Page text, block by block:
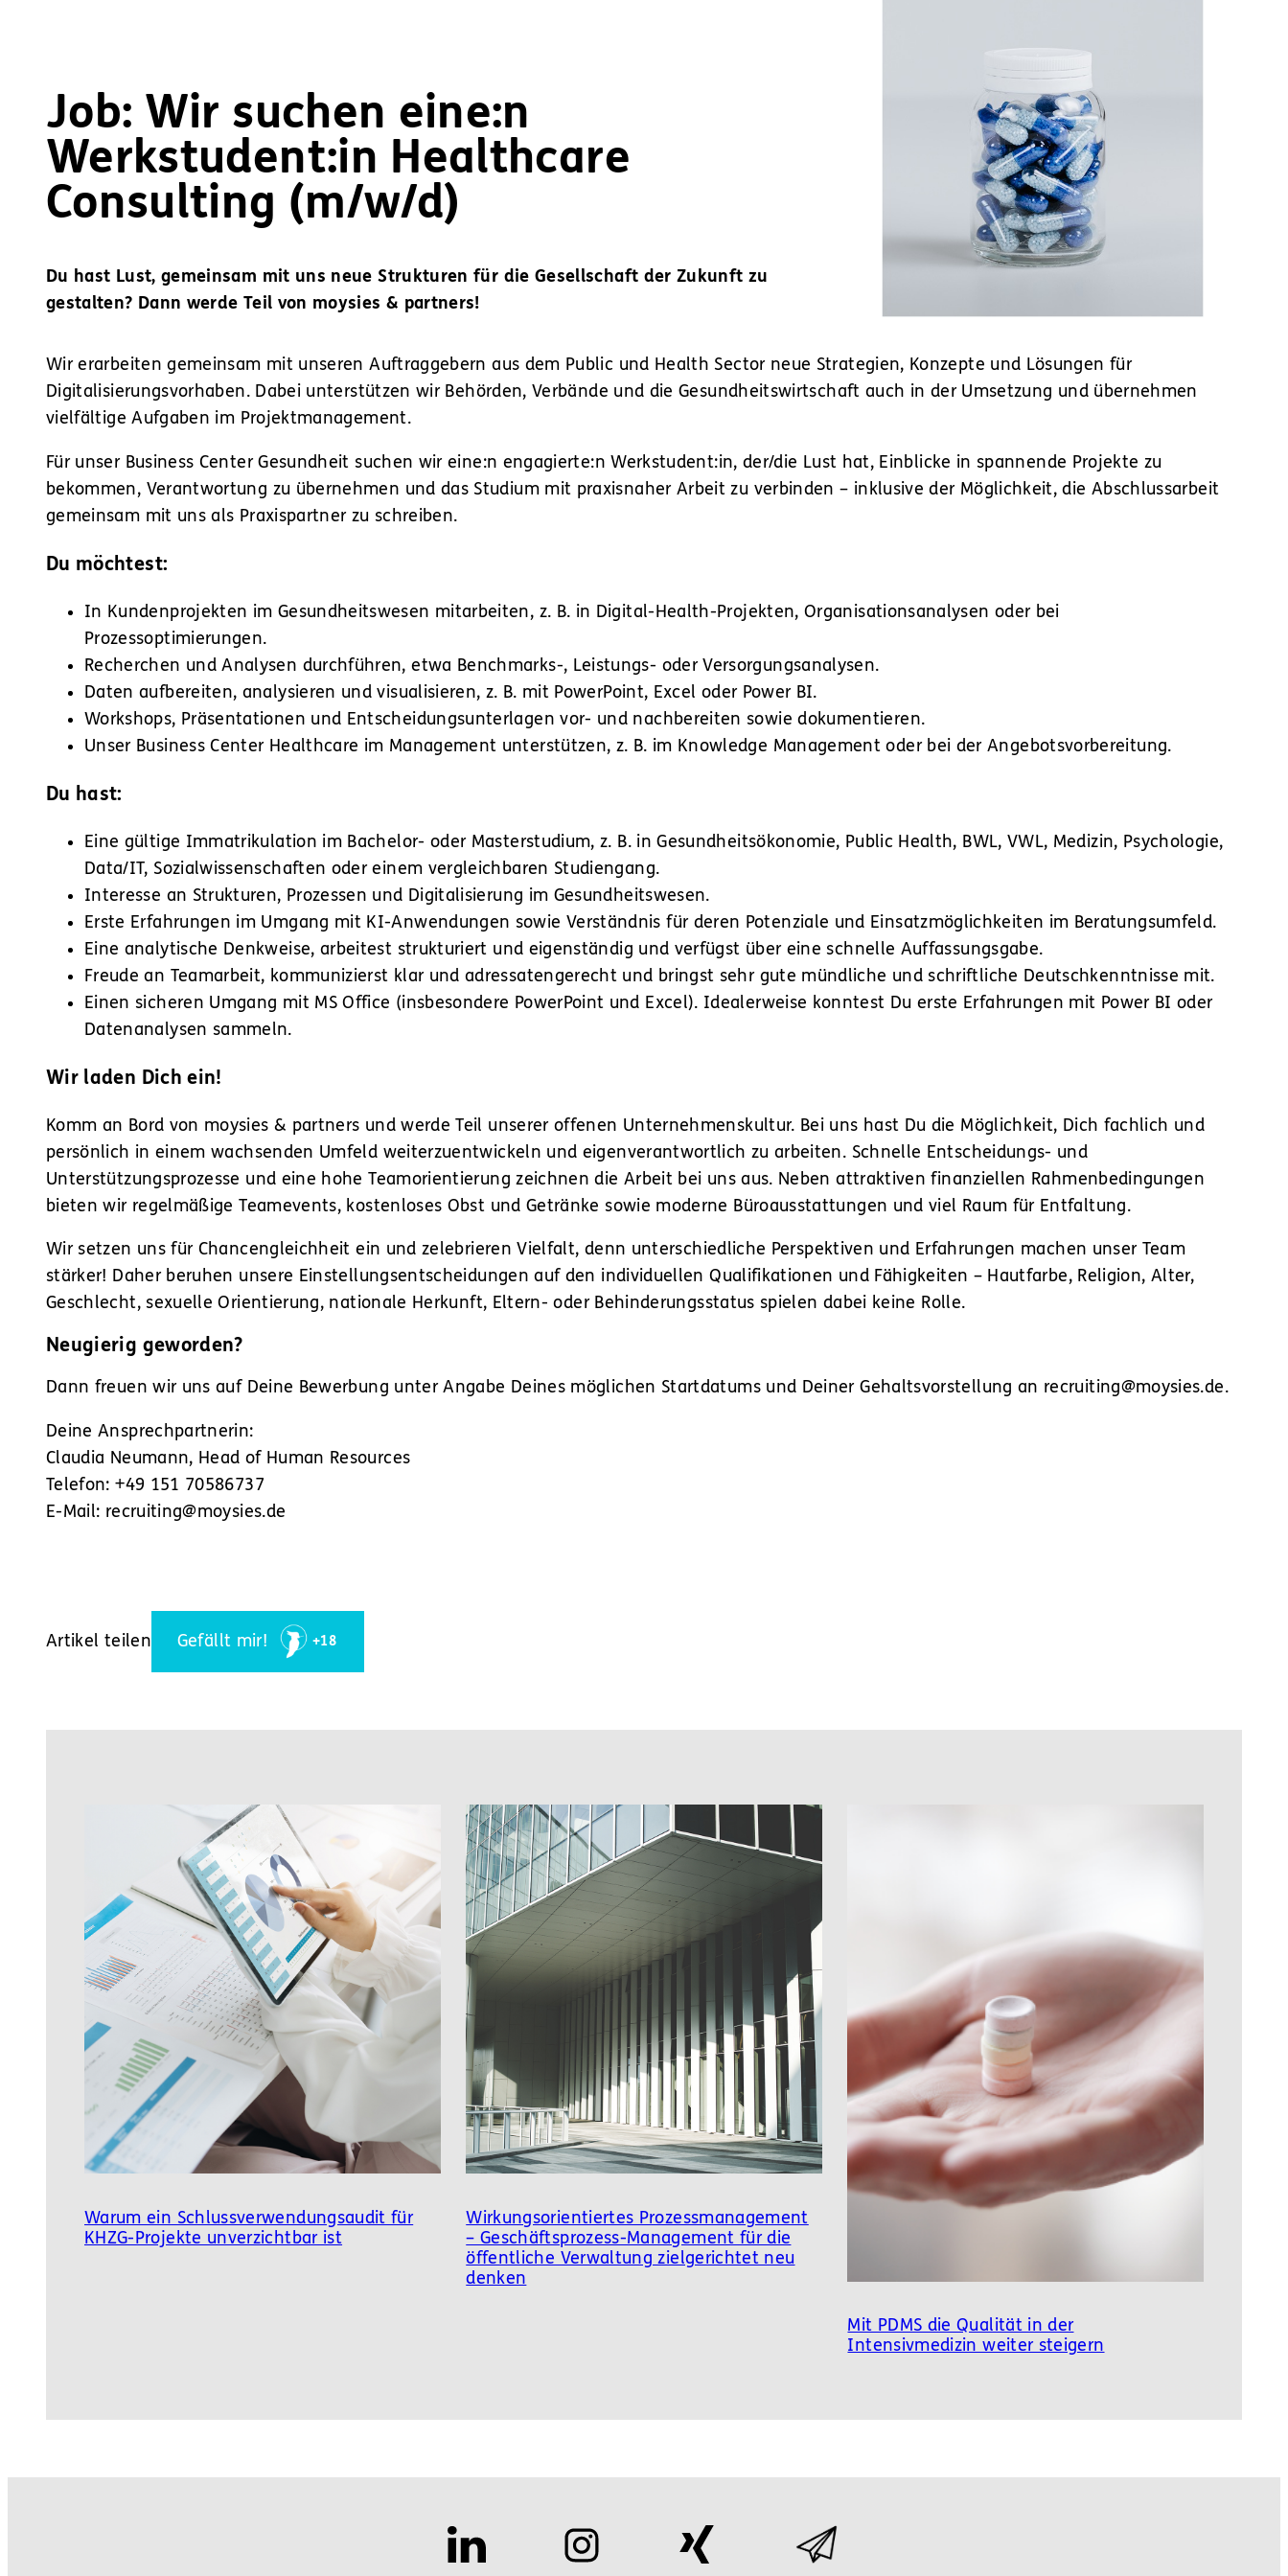
Job: Wir suchen eine:n
Werkstudent:in Healthcare
Consulting (m/w/d)
Du hast Lust, gemeinsam mit uns neue Strukturen für die Gesellschaft der Zukunft zu
gestalten? Dann werde Teil von moysies & partners!
Wir erarbeiten gemeinsam mit unseren Auftraggebern aus dem Public und Health Sector neue Strategien, Konzepte und Lösungen für
Digitalisierungsvorhaben. Dabei unterstützen wir Behörden, Verbände und die Gesundheitswirtschaft auch in der Umsetzung und übernehmen
vielfältige Aufgaben im Projektmanagement.
Für unser Business Center Gesundheit suchen wir eine:n engagierte:n Werkstudent:in, der/die Lust hat, Einblicke in spannende Projekte zu
bekommen, Verantwortung zu übernehmen und das Studium mit praxisnaher Arbeit zu verbinden – inklusive der Möglichkeit, die Abschlussarbeit
gemeinsam mit uns als Praxispartner zu schreiben.
Du möchtest:
In Kundenprojekten im Gesundheitswesen mitarbeiten, z. B. in Digital-Health-Projekten, Organisationsanalysen oder bei
Prozessoptimierungen.
Recherchen und Analysen durchführen, etwa Benchmarks-, Leistungs- oder Versorgungsanalysen.
Daten aufbereiten, analysieren und visualisieren, z. B. mit PowerPoint, Excel oder Power BI.
Workshops, Präsentationen und Entscheidungsunterlagen vor- und nachbereiten sowie dokumentieren.
Unser Business Center Healthcare im Management unterstützen, z. B. im Knowledge Management oder bei der Angebotsvorbereitung.
Du hast:
Eine gültige Immatrikulation im Bachelor- oder Masterstudium, z. B. in Gesundheitsökonomie, Public Health, BWL, VWL, Medizin, Psychologie,
Data/IT, Sozialwissenschaften oder einem vergleichbaren Studiengang.
Interesse an Strukturen, Prozessen und Digitalisierung im Gesundheitswesen.
Erste Erfahrungen im Umgang mit KI-Anwendungen sowie Verständnis für deren Potenziale und Einsatzmöglichkeiten im Beratungsumfeld.
Eine analytische Denkweise, arbeitest strukturiert und eigenständig und verfügst über eine schnelle Auffassungsgabe.
Freude an Teamarbeit, kommunizierst klar und adressatengerecht und bringst sehr gute mündliche und schriftliche Deutschkenntnisse mit.
Einen sicheren Umgang mit MS Office (insbesondere PowerPoint und Excel). Idealerweise konntest Du erste Erfahrungen mit Power BI oder
Datenanalysen sammeln.
Wir laden Dich ein!
Komm an Bord von moysies & partners und werde Teil unserer offenen Unternehmenskultur. Bei uns hast Du die Möglichkeit, Dich fachlich und
persönlich in einem wachsenden Umfeld weiterzuentwickeln und eigenverantwortlich zu arbeiten. Schnelle Entscheidungs- und
Unterstützungsprozesse und eine hohe Teamorientierung zeichnen die Arbeit bei uns aus. Neben attraktiven finanziellen Rahmenbedingungen
bieten wir regelmäßige Teamevents, kostenloses Obst und Getränke sowie moderne Büroausstattungen und viel Raum für Entfaltung.
Wir setzen uns für Chancengleichheit ein und zelebrieren Vielfalt, denn unterschiedliche Perspektiven und Erfahrungen machen unser Team
stärker! Daher beruhen unsere Einstellungsentscheidungen auf den individuellen Qualifikationen und Fähigkeiten – Hautfarbe, Religion, Alter,
Geschlecht, sexuelle Orientierung, nationale Herkunft, Eltern- oder Behinderungsstatus spielen dabei keine Rolle.
Neugierig geworden?
Dann freuen wir uns auf Deine Bewerbung unter Angabe Deines möglichen Startdatums und Deiner Gehaltsvorstellung an recruiting@moysies.de.
Deine Ansprechpartnerin:
Claudia Neumann, Head of Human Resources
Telefon: +49 151 70586737
E-Mail: recruiting@moysies.de
Artikel teilen Gefällt mir! +18
Warum ein Schlussverwendungsaudit für
KHZG-Projekte unverzichtbar ist
Wirkungsorientiertes Prozessmanagement
– Geschäftsprozess-Management für die
öffentliche Verwaltung zielgerichtet neu
denken
Mit PDMS die Qualität in der
Intensivmedizin weiter steigern